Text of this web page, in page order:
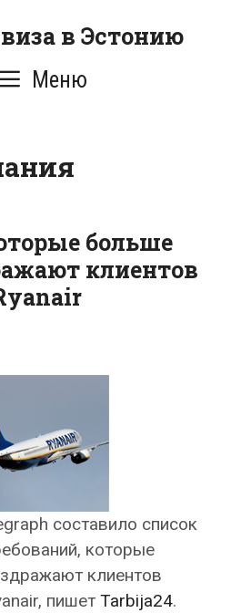
в Эстонию
Меню
больше
клиентов
составило список
которые
клиентов
пишет Tarbija24.